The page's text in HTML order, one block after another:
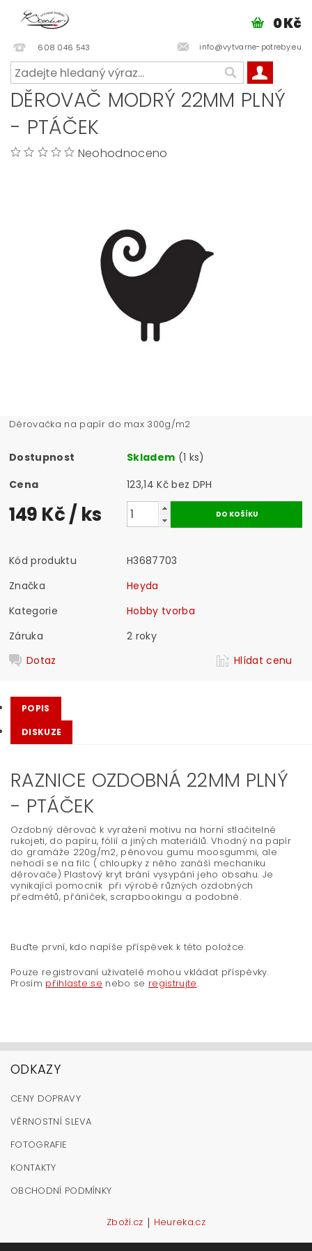
608 046 543 info@vytvarne-potreby.eu
0 Kč
DĚROVAČ MODRÝ 22MM PLNÝ
- PTÁČEK
Neohodnoceno
Děrovačka na papír do max 300g/m2
Dostupnost Skladem (1 ks)
Cena
123,14 Kč bez DPH
149 Kč/ ks
Kód produktu
H3687703
Značka
Heyda
Kategorie
Hobby tvorba
Záruka
2 roky
Dotaz
Hlídat cenu
POPIS
DISKUZE
RAZNICE OZDOBNÁ 22MM PLNÝ
- PTÁČEK
Ozdobný děrovač k vyražení motivu na horní stlačitelné
rukojeti, do papíru, fólií a jiných materiálů. Vhodný na papír
do gramáže 220g/m2, pěnovou gumu moosgummi, ale
nehodí se na filc ( chloupky z něho zanáší mechaniku
děrovače) Plastový kryt brání vysypání jeho obsahu. Je
vynikající pomocník při výrobě různých ozdobných
předmětů, přáníček, scrapbookingu a podobně.
Buďte první, kdo napíše příspěvek k této položce.
Pouze registrovaní uživatelé mohou vkládat příspěvky.
Prosím přihlaste se nebo se registrujte.
ODKAZY
CENY DOPRAVY
VĚRNOSTNÍ SLEVA
FOTOGRAFIE
KONTAKTY
OBCHODNÍ PODMÍNKY
Zboží.cz | Heureka.cz